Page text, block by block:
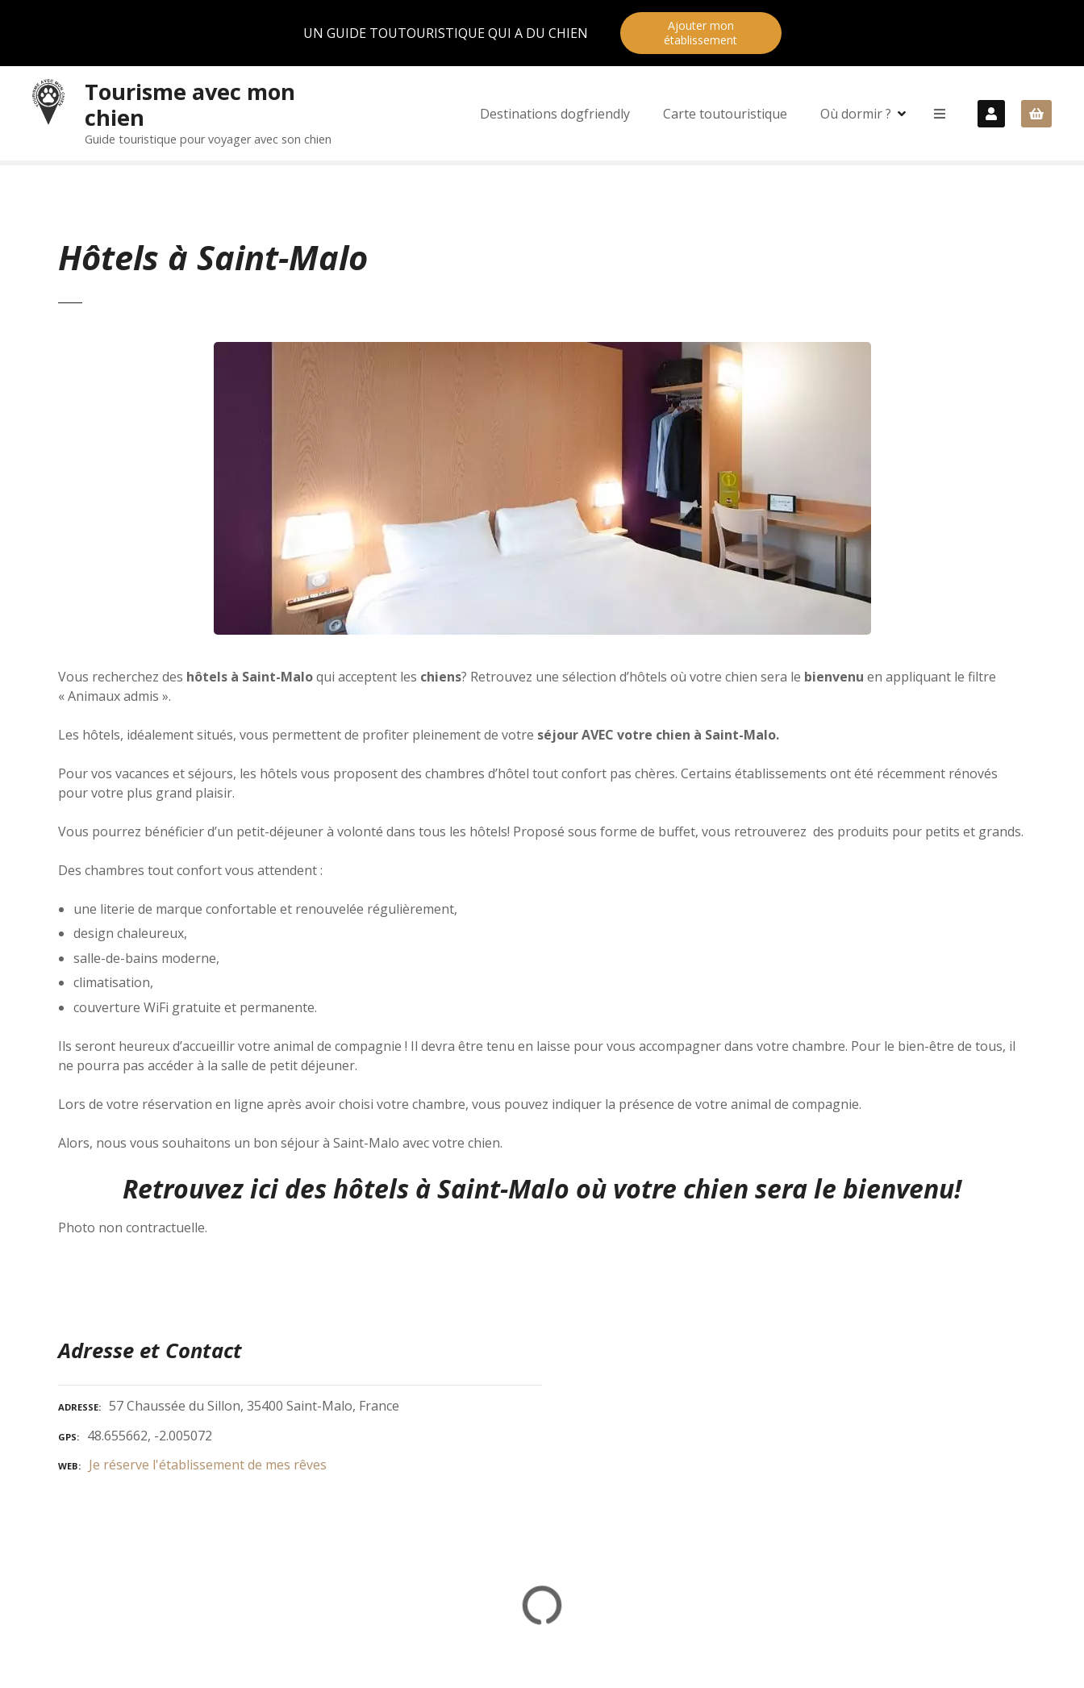
UN GUIDE TOUTOURISTIQUE QUI A DU CHIEN
Ajouter mon
établissement
Tourisme avec mon
chien
Guide touristique pour voyager avec son chien
Destinations dogfriendly Carte toutouristique Où dormir ?
Hôtels à Saint-Malo
Vous recherchez des hôtels à Saint-Maloqui acceptent les chiens? Retrouvez une sélection d’hôtels où votre chien sera le bienvenu en appliquant le filtre
« Animaux admis ».
Les hôtels, idéalement situés, vous permettent de profiter pleinement de votre séjour AVEC votre chien à Saint-Malo.
Pour vos vacances et séjours, les hôtels vous proposent des chambres d’hôtel tout confort pas chères. Certains établissements ont été récemment rénovés
pour votre plus grand plaisir.
Vous pourrez bénéficier d’un petit-déjeuner à volonté dans tous les hôtels! Proposé sous forme de buffet, vous retrouverez des produits pour petits et grands.
Des chambres tout confort vous attendent :
une literie de marque confortable et renouvelée régulièrement,
design chaleureux,
salle-de-bains moderne,
climatisation,
couverture WiFi gratuite et permanente.
Ils seront heureux d’accueillir votre animal de compagnie ! Il devra être tenu en laisse pour vous accompagner dans votre chambre. Pour le bien-être de tous, il
ne pourra pas accéder à la salle de petit déjeuner.
Lors de votre réservation en ligne après avoir choisi votre chambre, vous pouvez indiquer la présence de votre animal de compagnie.
Alors, nous vous souhaitons un bon séjour à Saint-Malo avec votre chien.
Retrouvez ici des hôtels à Saint-Malo où votre chien sera le bienvenu!
Photo non contractuelle.
Adresse et Contact
ADRESSE 57 Chaussée du Sillon, 35400 Saint-Malo, France
GPS 48.655662, -2.005072
WEB Je réserve l'établissement de mes rêves